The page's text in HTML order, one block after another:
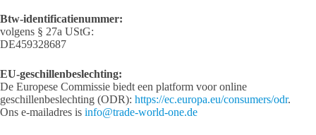
Btw-identificatienummer:
volgens § 27a UStG:
DE459328687
EU-geschillenbeslechting:
De Europese Commissie biedt een platform voor online
geschillenbeslechting (ODR): https://ec.europa.eu/consumers/odr.
Ons e-mailadres is info@trade-world-one.de